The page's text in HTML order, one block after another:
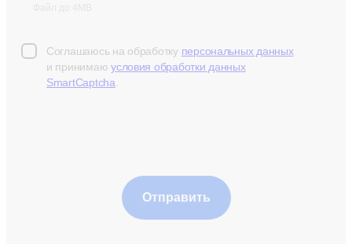
Соглашаюсь на обработку персональных данных
и принимаю условия обработки данных
SmartCaptcha
Отправить